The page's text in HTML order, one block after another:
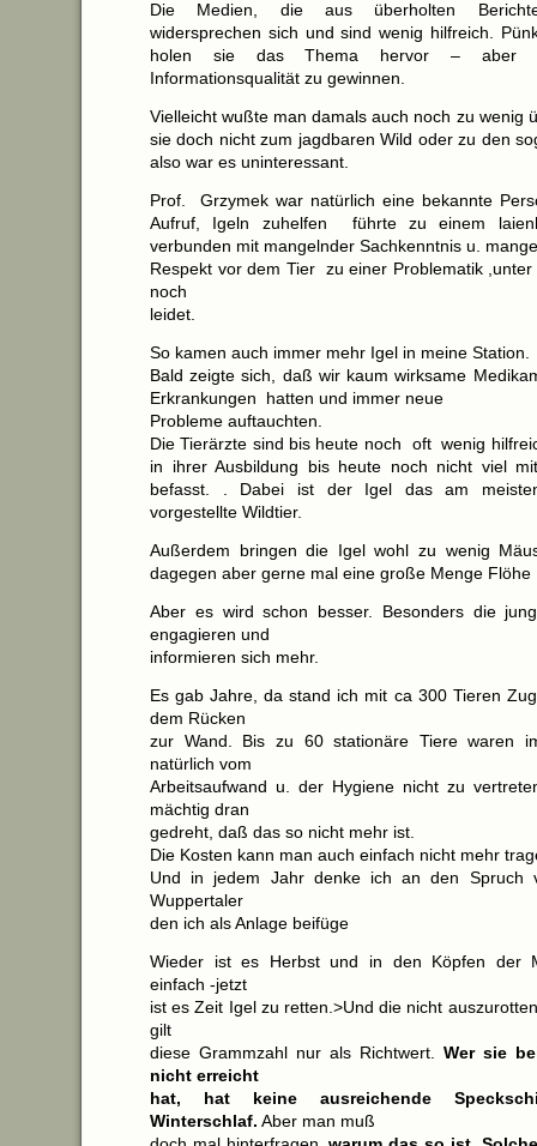
Die Medien, die aus überholten
widersprechen sich und sind wenig hilfreich.
holen sie das Thema hervor – aber
Informationsqualität zu gewinnen.
Vielleicht wußte man damals auch noch zu wenig
sie doch nicht zum jagdbaren Wild oder zu den
also war es uninteressant.
Prof. Grzymek war natürlich eine bekannte
Aufruf, Igeln zuhelfen führte zu einem
verbunden mit mangelnder Sachkenntnis u.
Respekt vor dem Tier zu einer Problematik
noch
leidet.
So kamen auch immer mehr Igel in meine Station.
Bald zeigte sich, daß wir kaum wirksame
Erkrankungen hatten und immer neue
Probleme auftauchten.
Die Tierärzte sind bis heute noch oft wenig
in ihrer Ausbildung bis heute noch nicht viel
befasst. . Dabei ist der Igel das am
vorgestellte Wildtier.
Außerdem bringen die Igel wohl zu wenig
dagegen aber gerne mal eine große Menge Flöhe
Aber es wird schon besser. Besonders die
engagieren und
informieren sich mehr.
Es gab Jahre, da stand ich mit ca 300 Tieren
dem Rücken
zur Wand. Bis zu 60 stationäre Tiere waren
natürlich vom
Arbeitsaufwand u. der Hygiene nicht zu
mächtig dran
gedreht, daß das so nicht mehr ist.
Die Kosten kann man auch einfach nicht mehr
Und in jedem Jahr denke ich an den Spruch
Wuppertaler
den ich als Anlage beifüge
Wieder ist es Herbst und in den Köpfen der
einfach -jetzt
ist es Zeit Igel zu retten.>Und die nicht
gilt
diese Grammzahl nur als Richtwert. Wer sie
nicht erreicht
hat, hat keine ausreichende
Winterschlaf. Aber man muß